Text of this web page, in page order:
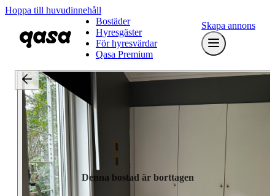
Hoppa till huvudinnehåll
Bostäder
Hyresgäster
För hyresvärdar
Qasa Premium
Skapa annons
Denna bostad är borttagen